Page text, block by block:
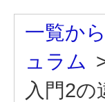
一覧か
ュラム
入門2